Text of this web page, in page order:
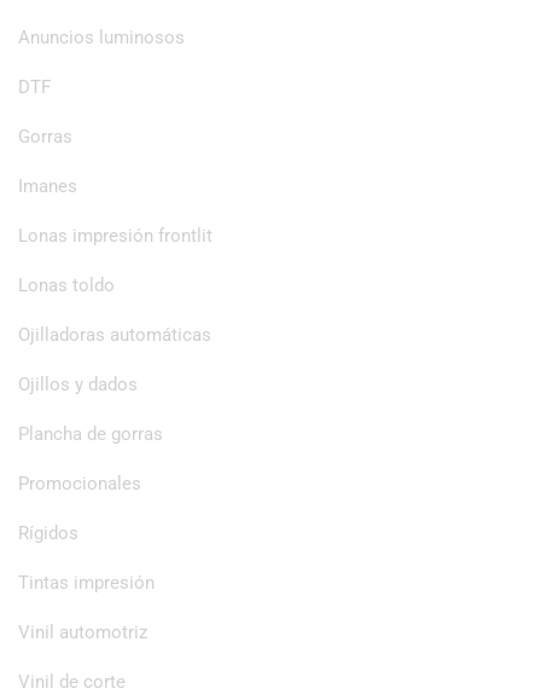
Anuncios luminosos
DTF
Gorras
Imanes
Lonas impresión frontlit
Lonas toldo
Ojilladoras automáticas
Ojillos y dados
Plancha de gorras
Promocionales
Rígidos
Tintas impresión
Vinil automotriz
Vinil de corte